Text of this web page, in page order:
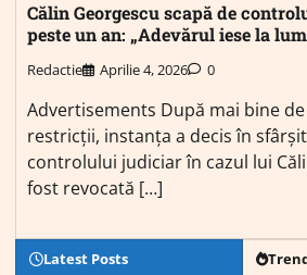
Călin Georgescu scapă de
peste un an: „Adevărul iese la
Redactie Aprilie 4, 2026 0
Advertisements După mai bine
restricții, instanța a decis în
controlului judiciar în cazul lui
fost revocată […]
Latest Posts